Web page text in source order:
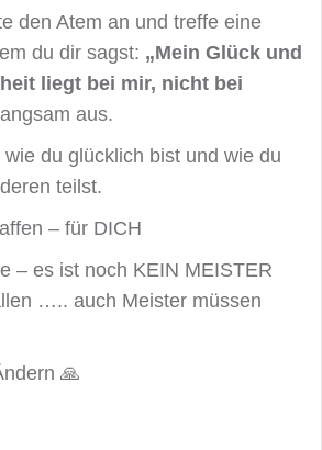
den Atem an und treffe eine
du dir sagst: „Mein Glück und
liegt bei mir, nicht bei
aus.
du glücklich bist und wie du
teilst.
– für DICH
es ist noch KEIN MEISTER
….. auch Meister müssen
🙏